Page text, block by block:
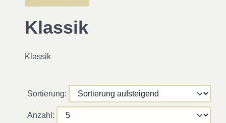
Klassik
Klassik
Sortierung:
Anzahl: